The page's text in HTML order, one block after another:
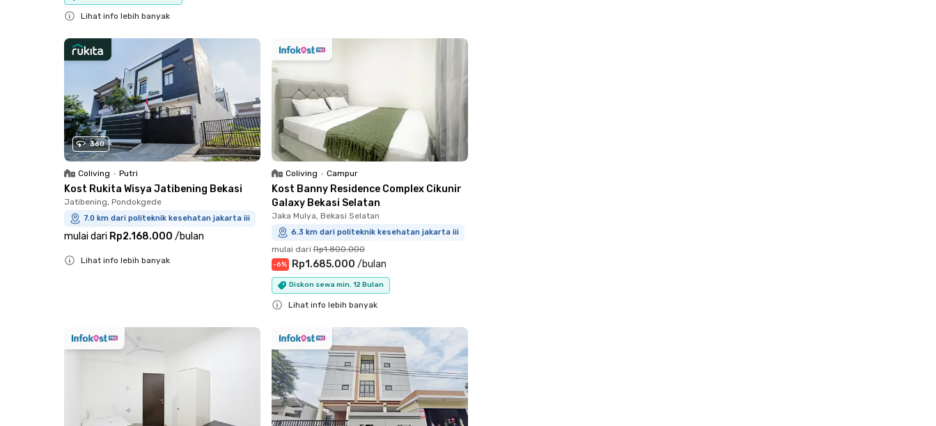
Lihat info lebih banyak
360
Coliving • Putri
Kost Rukita Wisya Jatibening Bekasi
Jatibening, Pondokgede
7.0 km dari politeknik kesehatan jakarta iii
mulai dari Rp2.168.000 /bulan
Lihat info lebih banyak
Coliving • Campur
Kost Banny Residence Complex Cikunir
Galaxy Bekasi Selatan
Jaka Mulya, Bekasi Selatan
6.3 km dari politeknik kesehatan jakarta iii
mulai dari Rp1.800.000
-6% Rp1.685.000 /bulan
Diskon sewa min. 12 Bulan
Lihat info lebih banyak